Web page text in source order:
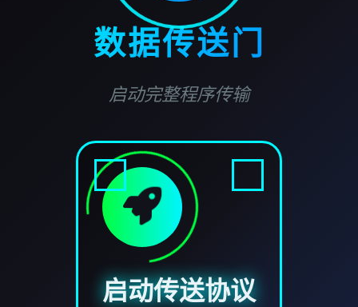
数据传送门
启动完整程序传输
启动传送协议